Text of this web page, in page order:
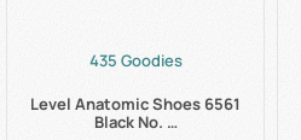
435 Goodies
Level Anatomic Shoes 6561
Black No. …